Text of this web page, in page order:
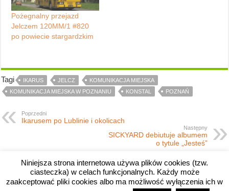
Pożegnalny przejazd
Jelczem 120MM/1 #820
po powiecie stargardzkim
Tagi IKARUS JELCZ
KOMUNIKACJA MIEJSKA
KOMUNIKACJA MIEJSKA W POZNANIU
KONSTAL POZNAŃ
Poprzedni
Ikarusem po Lublinie i okolicach
Następny
SICKYARD debiutuje albumem
o tytule „Jesteś”
Niniejsza strona internetowa używa plików cookies (tzw.
ciasteczka) w celach funkcjonalnych. Każdy może
zaakceptować pliki cookies albo ma możliwość wyłączenia ich w